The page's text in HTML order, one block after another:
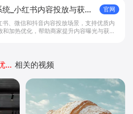
_小红书内容投放与获客
意, 找有赞
官网
、微信和抖音内容投放场景，支持优质内
加热优化，帮助商家提升内容曝光与获客
app开发与小程序开发优劣对比 相关的视频